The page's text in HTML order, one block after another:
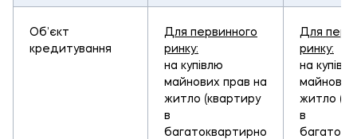
Об’єкт
кредитування
Для первинного
ринку:
на купівлю
майнових прав на
житло (квартиру
в
багатоквартирно
Для
ринку:
на
житло
в